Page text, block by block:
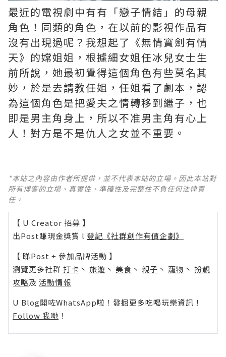
最近的電視劇中有有「戀子情結」的母親
角色！同類的角色，在以前的影視作品有
沒有出現過呢？我想起了《無情寶劍有情
天》的嫦姐姐，根據細女姐任冰兒女士生
前所說，她最初覺得這個角色有些莫名其
妙，於是去請教任姐，任姐看了劇本，認
為這個角色是把愛夫之情轉移到繼子，也
即是男主角身上，所以不准男主角有心上
人！對方是不是仇人之女並不重要。
*本站之內容由作者所提供，並不代表本站的立場。因此本站對
所有博客的立場、真實性、準確性及完整性不負任何法律責
任。
【 U Creator 招募 】
出Post賺現金獎賞 l 登記《社群創作有價企劃》
【 睇Post + 參加品牌活動 】
瀏覽更多社群 打卡 丶 旅遊 丶 美食 丶 親子 丶 寵物 丶 扮靚
攻略及 活動情報
U Blog開咗WhatsApp啦！發掘更多吃喝玩樂資訊！
Follow 我哋 ！